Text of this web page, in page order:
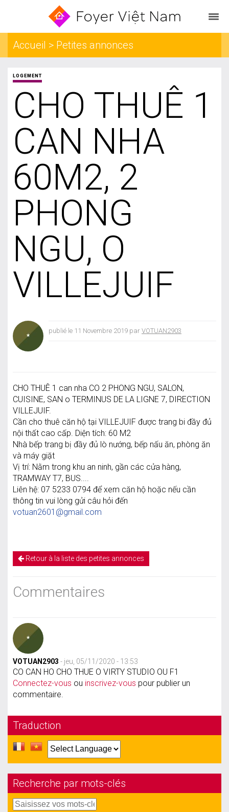
Accueil > Petites annonces
LOGEMENT
CHO THUÊ 1
CAN NHA
60M2, 2
PHONG
NGU, O
VILLEJUIF
publié le 11 Novembre 2019 par VOTUAN2903
CHO THUÊ 1 can nha CO 2 PHONG NGU, SALON,
CUISINE, SAN o TERMINUS DE LA LIGNE 7, DIRECTION
VILLEJUIF.
Cần cho thuê căn hộ tại VILLEJUIF được trang bi đầy đủ
nội thất cao cấp. Diện tích: 60 M2
Nhà bếp trang bị đầy đủ lò nướng, bếp nấu ăn, phòng ăn
và máy giặt
Vị trí: Nằm trong khu an ninh, gần các cửa hàng,
TRAMWAY T7, BUS....
Liên hệ: 07 5233 0794 để xem căn hộ hoặc nếu cần
thông tin vui lòng gửi câu hỏi đến
votuan2601@gmail.com
Retour à la liste des petites annonces
Commentaires
VOTUAN2903 - jeu, 05/11/2020 - 13:53
CO CAN HO CHO THUE O VIRTY STUDIO OU F1
Connectez-vous ou inscrivez-vous pour publier un
commentaire.
Traduction
Recherche par mots-clés